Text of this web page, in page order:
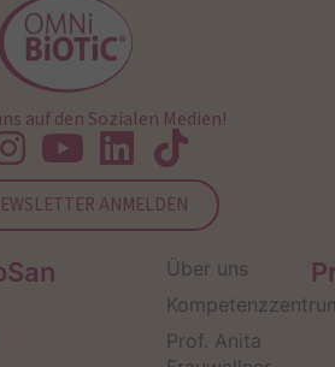
auf den Sozialen Medien!
ANMELDEN
Über uns
Prof. Anita